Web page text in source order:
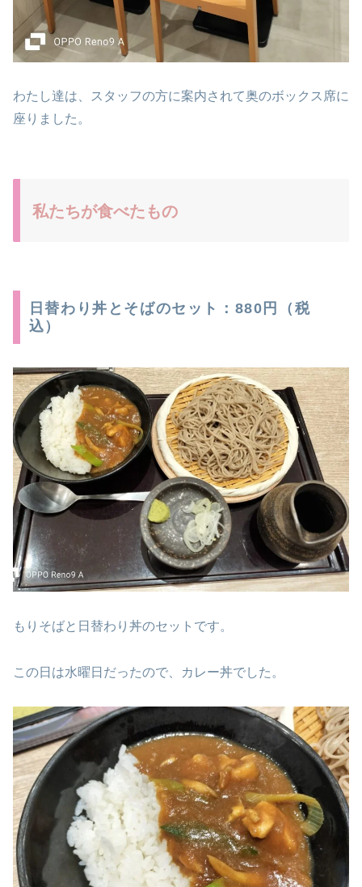
わたし達は、スタッフの方に案内されて奥のボックス席に
座りました。
私たちが食べたもの
日替わり丼とそばのセット：880円（税
込）
もりそばと日替わり丼のセットです。
この日は水曜日だったので、カレー丼でした。